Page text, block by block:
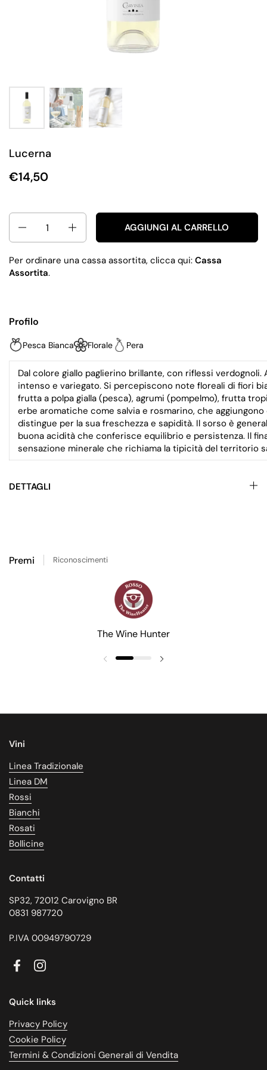
Lucerna
€14,50
AGGIUNGI AL CARRELLO
Per ordinare una cassa assortita, clicca qui: Cassa
Assortita.
Profilo
Pesca Bianca Florale Pera
Dal colore giallo paglierino brillante, con riflessi
intenso e variegato. Si percepiscono note floreali di fiori
frutta a polpa gialla (pesca), agrumi (pompelmo), frutta
erbe aromatiche come salvia e rosmarino, che
distingue per la sua freschezza e sapidità. Il sorso è
buona acidità che conferisce equilibrio e persistenza. Il
sensazione minerale che richiama la tipicità del territorio
DETTAGLI
Premi Riconoscimenti
The Wine Hunter
Vini
Linea Tradizionale
Linea DM
Rossi
Bianchi
Rosati
Bollicine
Contatti
SP32, 72012 Carovigno BR
0831 987720
P.IVA 00949790729
FacebookInstagram
Quick links
Privacy Policy
Cookie Policy
Termini & Condizioni Generali di Vendita